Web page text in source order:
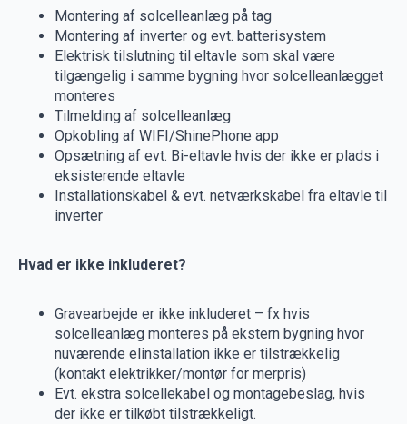
Montering af solcelleanlæg på tag
Montering af inverter og evt. batterisystem
Elektrisk tilslutning til eltavle som skal være
tilgængelig i samme bygning hvor solcelleanlægget
monteres
Tilmelding af solcelleanlæg
Opkobling af WIFI/ShinePhone app
Opsætning af evt. Bi-eltavle hvis der ikke er plads i
eksisterende eltavle
Installationskabel & evt. netværkskabel fra eltavle til
inverter
Hvad er ikke inkluderet?
Gravearbejde er ikke inkluderet – fx hvis
solcelleanlæg monteres på ekstern bygning hvor
nuværende elinstallation ikke er tilstrækkelig
(kontakt elektrikker/montør for merpris)
Evt. ekstra solcellekabel og montagebeslag, hvis
der ikke er tilkøbt tilstrækkeligt.